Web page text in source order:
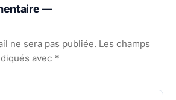
—
ne sera pas publiée. Les champs
avec *